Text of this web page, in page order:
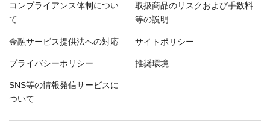
コンプライアンス体制につい
て
取扱商品のリスクおよび手数料
等の説明
金融サービス提供法への対応 サイトポリシー
プライバシーポリシー 推奨環境
SNS等の情報発信サービスに
ついて